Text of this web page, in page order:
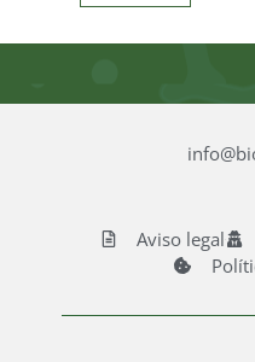
Aviso legal